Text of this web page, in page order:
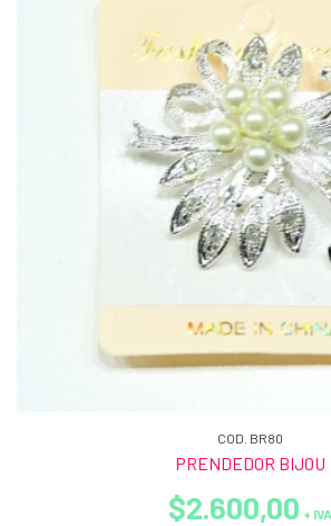
COD. BR80
PRENDEDOR BIJOU
$2.600,00 + IVA